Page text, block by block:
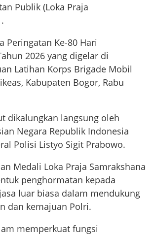
Publik (Loka Praja
Peringatan Ke-80 Hari
2026 yang digelar di
Latihan Korps Brigade Mobil
Kabupaten Bogor, Rabu
dikalungkan langsung oleh
Negara Republik Indonesia
Polisi Listyo Sigit Prabowo.
Medali Loka Praja Samrakshana
penghormatan kepada
luar biasa dalam mendukung
dan kemajuan Polri.
memperkuat fungsi